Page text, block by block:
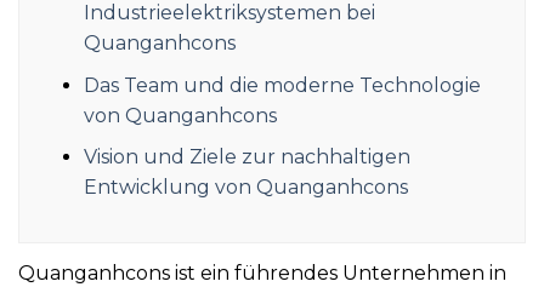
Industrieelektriksystemen bei
Quanganhcons
Das Team und die moderne Technologie
von Quanganhcons
Vision und Ziele zur nachhaltigen
Entwicklung von Quanganhcons
Quanganhcons ist ein führendes Unternehmen in